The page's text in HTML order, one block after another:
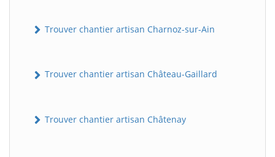
Trouver chantier artisan Charnoz-sur-Ain
Trouver chantier artisan Château-Gaillard
Trouver chantier artisan Châtenay